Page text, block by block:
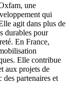
une
qui
agit dans plus de
durables pour
En France,
Elle contribue
aux projets de
partenaires et